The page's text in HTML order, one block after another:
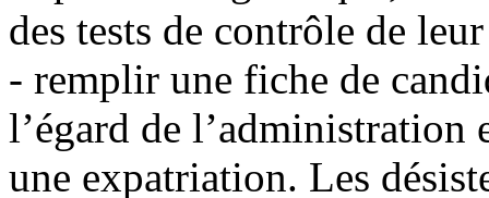
des tests de contrôle de
- remplir une fiche de
l’égard de l’administration
une expatriation. Les